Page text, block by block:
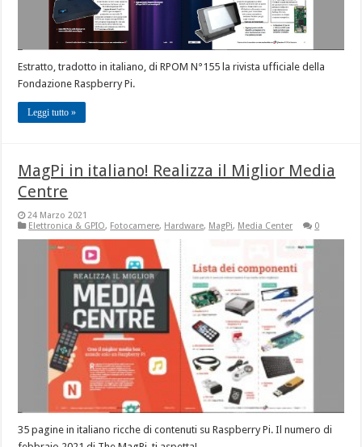
Estratto, tradotto in italiano, di RPOM N°155 la rivista ufficiale della
Fondazione Raspberry Pi.
Leggi tutto »
MagPi in italiano! Realizza il Miglior Media
Centre
24 Marzo 2021
Elettronica & GPIO, Fotocamere, Hardware, MagPi, Media Center 0
35 pagine in italiano ricche di contenuti su Raspberry Pi. Il numero di